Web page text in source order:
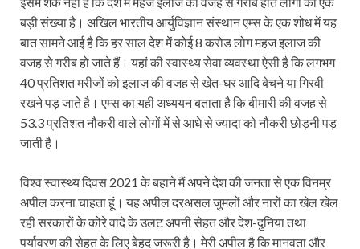
बड़ी संख्या है। अखिल भारतीय आर्युविज्ञान संस्थान एम्स के एक शोध में यह
बात सामने आई है कि हर साल देश में कोई 8 करोड लोग महज इलाज की
वजह से गरीब हो जाते हैं। यहां की स्वास्थ्य सेवा व्यवस्था ऐसी है कि लगभग
40 प्रतिशत मरीजों को इलाज की वजह से खेत-घर आदि बेचने या गिरवी
रखने पड़ जाते है। एम्स का यही अध्ययन बताता है कि बीमारी की वजह से
53.3 प्रतिशत नौकरी वाले लोगों में से आधे से ज्यादा को नौकरी छोड़नी पड़
जाती है।
विश्व स्वास्थ्य दिवस 2021 के बहाने मैं अपने देश की जनता से एक विनम्र
अपील करना चाहता हूं। यह अपील दरअसल जुमलों और नारों का खेल खेल
रही सरकारों के कोरे वादे के उलट अपनी सेहत और देश-दुनिया तथा
पर्यावरण की सेहत के लिए बेहद जरूरी है। मेरी अपील है कि मानवता और